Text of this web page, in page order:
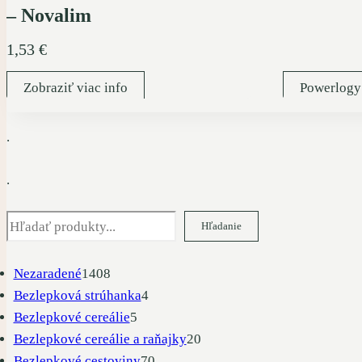
– Novalim
1,53 €
Zobraziť viac info Powerlogy
.
.
Hľadať Hľadanie
Nezaradené14081408
produktov
Bezlepková strúhanka44
Bezlepkové cereálie55
produktov
Bezlepkové cereálie a raňajky2020